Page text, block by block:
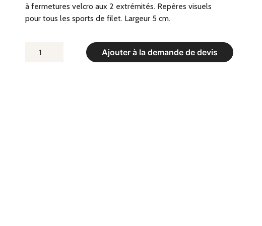
à fermetures velcro aux 2 extrémités. Repères visuels
pour tous les sports de filet. Largeur 5 cm.
Ajouter à la demande de devis
QUANTITÉ